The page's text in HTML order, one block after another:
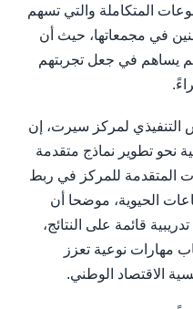
المتكاملة والتي تسهم
في مجمعاتها، حيث أن
يساهم في جعل تجربتهم
التنفيذي لمركز سيرت، إن
نحو تطوير نماذج متقدمة
المتقدمة للمركز في ربط
الحيوية، موضحا أن
قائمة على النتائج،
مهارات نوعية تعزز
الاقتصاد الوطني.